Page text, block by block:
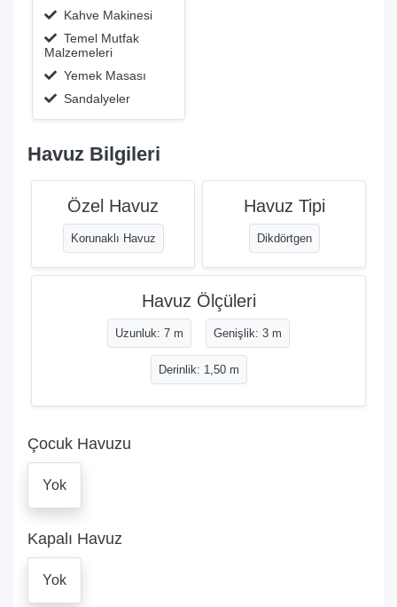
Kahve Makinesi
Temel Mutfak
Malzemeleri
Yemek Masası
Sandalyeler
Havuz Bilgileri
Özel Havuz
Korunaklı Havuz
Havuz Tipi
Dikdörtgen
Havuz Ölçüleri
Uzunluk: 7 m Genişlik: 3 m
Derinlik: 1,50 m
Çocuk Havuzu
Yok
Kapalı Havuz
Yok